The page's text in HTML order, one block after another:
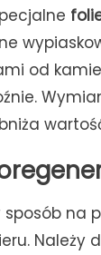
od
sposób na
Należy